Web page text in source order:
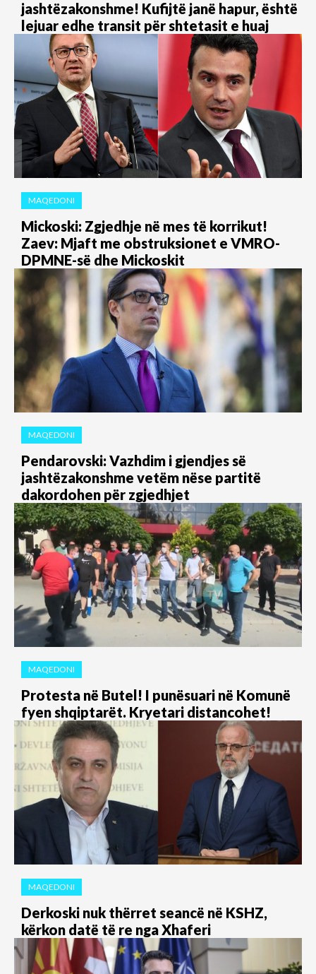
jashtëzakonshme! Kufijtë janë hapur, është
lejuar edhe transit për shtetasit e huaj
MAQEDONI
Mickoski: Zgjedhje në mes të korrikut!
Zaev: Mjaft me obstruksionet e VMRO-
DPMNE-së dhe Mickoskit
MAQEDONI
Pendarovski: Vazhdim i gjendjes së
jashtëzakonshme vetëm nëse partitë
dakordohen për zgjedhjet
MAQEDONI
Protesta në Butel! I punësuari në Komunë
fyen shqiptarët. Kryetari distancohet!
MAQEDONI
Derkoski nuk thërret seancë në KSHZ,
kërkon datë të re nga Xhaferi